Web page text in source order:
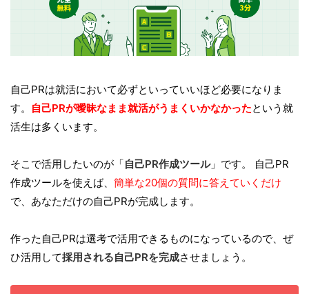
自己PRは就活において必ずといっていいほど必要になりま
す。
自己PRが曖昧なまま就活がうまくいかなかったという就
活生は多くいます。
そこで活用したいのが「自己PR作成ツール」です。 自己PR
作成ツールを使えば、 簡単な20個の質問に答えていくだけ
で、あなただけの自己PRが完成します。
作った自己PRは選考で活用できるものになっているので、ぜ
ひ活用して採用される自己PRを完成させましょう。